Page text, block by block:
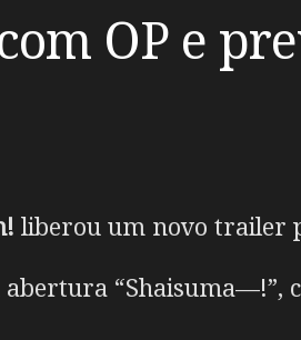
OP e
liberou um novo trailer
“Shaisuma—!”,